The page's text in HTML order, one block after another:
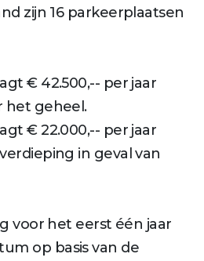
zijn 16 parkeerplaatsen
€ 42.500,-- per jaar
het geheel.
€ 22.000,-- per jaar
in geval van
voor het eerst één jaar
op basis van de